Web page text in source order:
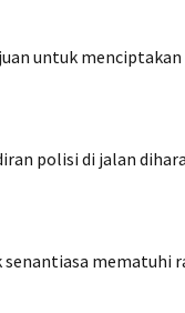
untuk
polisi di jalan
senantiasa